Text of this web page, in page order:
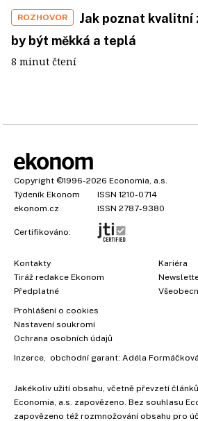
ROZHOVOR
Jak poznat kvalitní
by být měkká a teplá
8 minut čtení
Copyright ©1996-2026 Economia, a.s.
Týdeník Ekonom
ISSN 1210-0714
ekonom.cz
ISSN 2787-9380
Certifikováno:
Kontakty
Tiráž redakce Ekonom
Předplatné
Kariéra
Prohlášení o cookies
Nastavení soukromí
Ochrana osobních údajů
Inzerce, obchodní garant: Adéla Formáčková
Jakékoliv užití obsahu, včetně převzetí
Economia, a.s. zapovězeno. Bez souhlasu
zapovězeno též rozmnožování obsahu pro